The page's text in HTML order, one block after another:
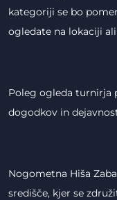
kategoriji se bo
ogledate na lokaciji
Poleg ogleda turnirja
dogodkov in
Nogometna Hiša
središče, kjer se